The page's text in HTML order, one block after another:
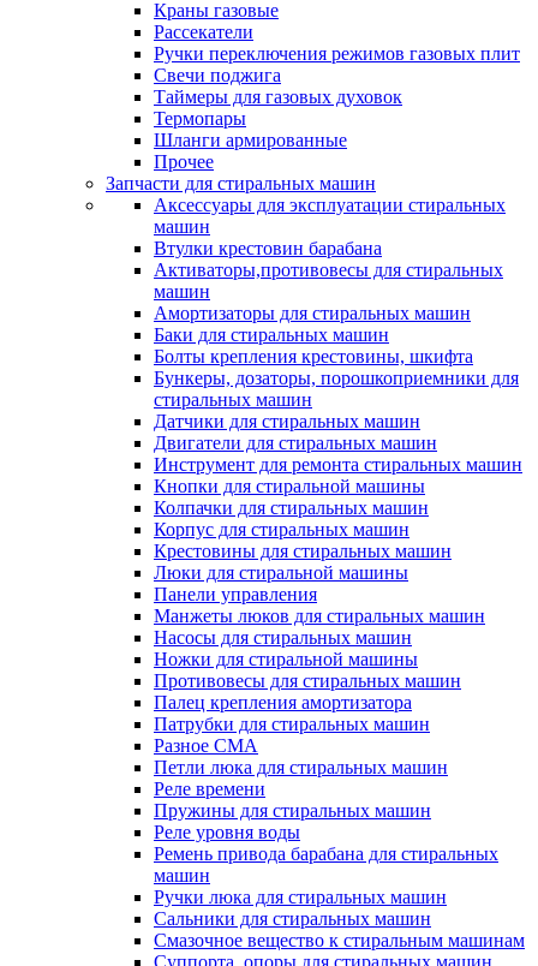
Краны газовые
Рассекатели
Ручки переключения режимов газовых плит
Свечи поджига
Таймеры для газовых духовок
Термопары
Шланги армированные
Прочее
Запчасти для стиральных машин
Аксессуары для эксплуатации стиральных
машин
Втулки крестовин барабана
Активаторы,противовесы для стиральных
машин
Амортизаторы для стиральных машин
Баки для стиральных машин
Болты крепления крестовины, шкифта
Бункеры, дозаторы, порошкоприемники для
стиральных машин
Датчики для стиральных машин
Двигатели для стиральных машин
Инструмент для ремонта стиральных машин
Кнопки для стиральной машины
Колпачки для стиральных машин
Корпус для стиральных машин
Крестовины для стиральных машин
Люки для стиральной машины
Панели управления
Манжеты люков для стиральных машин
Насосы для стиральных машин
Ножки для стиральной машины
Противовесы для стиральных машин
Палец крепления амортизатора
Патрубки для стиральных машин
Разное СМА
Петли люка для стиральных машин
Реле времени
Пружины для стиральных машин
Реле уровня воды
Ремень привода барабана для стиральных
машин
Ручки люка для стиральных машин
Сальники для стиральных машин
Смазочное вещество к стиральным машинам
Суппорта, опоры для стиральных машин